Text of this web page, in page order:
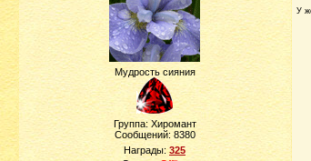
Мудрость сияния
Группа: Хиромант
Сообщений: 8380
Награды:325
У